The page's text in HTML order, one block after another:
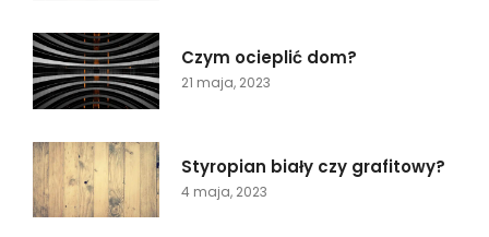
Czym ocieplić dom?
21 maja, 2023
Styropian biały czy grafitowy?
4 maja, 2023